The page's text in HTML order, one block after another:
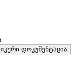
დოკუმენტაცია